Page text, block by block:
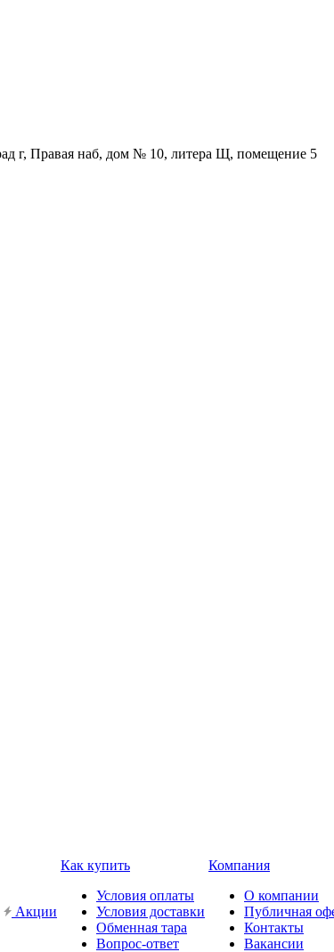
г, Правая наб, дом № 10, литера Щ, помещение 5
Акции
Как купить
Условия оплаты
Условия доставки
Обменная тара
Вопрос-ответ
Компания
О компании
Публичная
Контакты
Вакансии